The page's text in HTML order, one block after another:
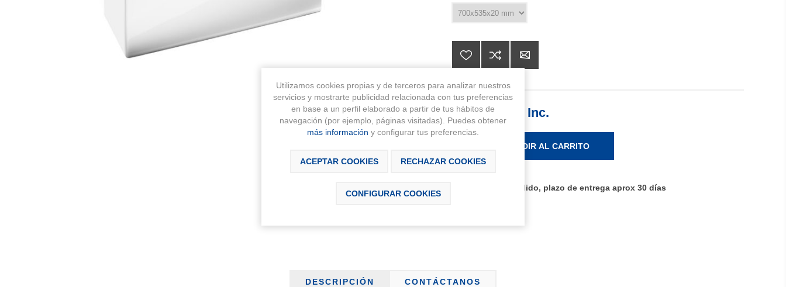
188,76 € IVA Inc.
AÑADIR AL CARRITO
Producto bajo pedido, plazo de entrega aprox 30 días
DESCRIPCIÓN CONTÁCTANOS
Utilizamos cookies propias y de terceros para analizar nuestros
servicios y mostrarte publicidad relacionada con tus preferencias
en base a un perfil elaborado a partir de tus hábitos de
navegación (por ejemplo, páginas visitadas). Puedes obtener
más información y configurar tus preferencias.
ACEPTAR COOKIES RECHAZAR COOKIES
CONFIGURAR COOKIES